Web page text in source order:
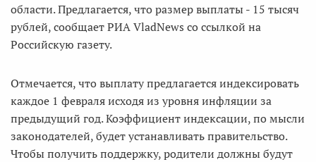
области. Предлагается, что размер выплаты - 15 тысяч
рублей, сообщает РИА VladNews со ссылкой на
Российскую газету.
Отмечается, что выплату предлагается индексировать
каждое 1 февраля исходя из уровня инфляции за
предыдущий год. Коэффициент индексации, по мысли
законодателей, будет устанавливать правительство.
Чтобы получить поддержку, родители должны будут